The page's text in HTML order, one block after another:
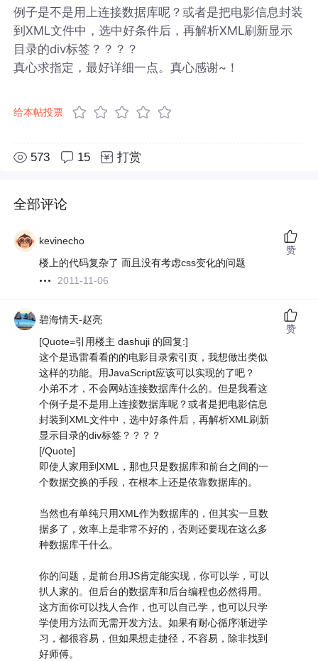
例子是不是用上连接数据库呢？或者是把电影信息封装
到XML文件中，选中好条件后，再解析XML刷新显示
目录的div标签？？？？
真心求指定，最好详细一点。真心感谢~！
给本帖投票
573 15 打赏
全部评论
kevinecho
楼上的代码复杂了 而且没有考虑css变化的问题
2011-11-06
赞
碧海情天-赵亮
[Quote=引用楼主 dashuji 的回复:]
这个是迅雷看看的的电影目录索引页，我想做出类似
这样的功能。用JavaScript应该可以实现的了吧？
小弟不才，不会网站连接数据库什么的。但是我看这
个例子是不是用上连接数据库呢？或者是把电影信息
封装到XML文件中，选中好条件后，再解析XML刷新
显示目录的div标签？？？？
[/Quote]
即使人家用到XML，那也只是数据库和前台之间的一
个数据交换的手段，在根本上还是依靠数据库的。
当然也有单纯只用XML作为数据库的，但其实一旦数
据多了，效率上是非常不好的，否则还要现在这么多
种数据库干什么。
你的问题，是前台用JS肯定能实现，你可以学，可以
扒人家的。但后台的数据库和后台编程也必然得用。
这方面你可以找人合作，也可以自己学，也可以只学
学使用方法而无需开发方法。如果有耐心循序渐进学
习，都很容易，但如果想走捷径，不容易，除非找到
好师傅。
赞